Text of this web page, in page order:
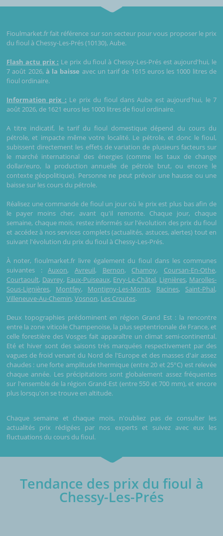
Fioulmarket.fr fait référence sur son secteur pour vous proposer le prix
du fioul à Chessy-Les-Prés (10130), Aube.
Flash actu prix : Le prix du fioul à Chessy-Les-Prés est aujourd'hui, le
7 août 2026, à la baisse avec un tarif de 1615 euros les 1000 litres de
fioul ordinaire.
Information prix : Le prix du fioul dans Aube est aujourd'hui, le 7
août 2026, de 1621 euros les 1000 litres de fioul ordinaire.
A titre indicatif, le tarif du fioul domestique dépend du cours du
pétrole, et impacte même votre localité. Le pétrole, et donc le fioul,
subissent directement les effets de variation de plusieurs facteurs sur
le marché international des énergies (comme les taux de change
dollar/euro, la production annuelle de pétrole brut, ou encore le
contexte géopolitique). Personne ne peut prévoir une hausse ou une
baisse sur les cours du pétrole.
Réalisez une commande de fioul un jour où le prix est plus bas afin de
le payer moins cher, avant qu'il remonte. Chaque jour, chaque
semaine, chaque mois, restez informés sur l'évolution des prix du fioul
et accédez à nos services complets (actualités, astuces, alertes) tout en
suivant l'évolution du prix du fioul à Chessy-Les-Prés.
À noter, fioulmarket.fr livre également du fioul dans les communes
suivantes :Auxon,Avreuil, Bernon, Chamoy, Coursan-En-Othe,
Courtaoult, Davrey, Eaux-Puiseaux, Ervy-Le-Châtel, Lignières, Marolles-
Sous-Lignières, Montfey, Montigny-Les-Monts, Racines, Saint-Phal,
Villeneuve-Au-Chemin, Vosnon, Les Croutes.
Deux topographies prédominent en région Grand Est : la rencontre
entre la zone viticole Champenoise, la plus septentrionale de France, et
celle forestière des Vosges fait apparaître un climat semi-continental.
Eté et hiver sont des saisons très marquées respectivement par des
vagues de froid venant du Nord de l'Europe et des masses d'air assez
chaudes : une forte amplitude thermique (entre 20 et 25°C) est relevée
chaque année. Les précipitations sont globalement assez fréquentes
sur l'ensemble de la région Grand-Est (entre 550 et 700 mm), et encore
plus lorsqu'on se trouve en altitude.
Chaque semaine et chaque mois, n'oubliez pas de consulter les
actualités prix rédigées par nos experts et suivez avec eux les
fluctuations du cours du fioul.
Tendance des prix du fioul à
Chessy-Les-Prés